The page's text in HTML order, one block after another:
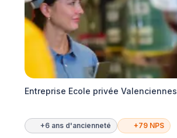
Entreprise Ecole privée Valenciennes
+6 ans d'ancienneté +79 NPS